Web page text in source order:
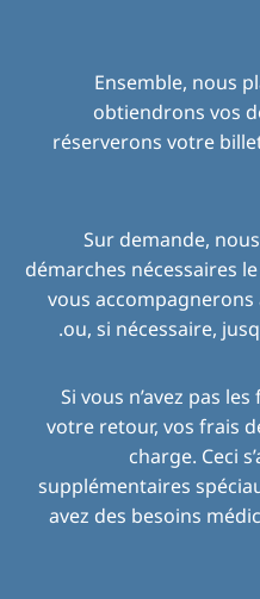
Ensemble, nous
obtiendrons vos
réserverons votre
Sur demande,
démarches nécessaires
vous
ou, si nécessaire,
Si vous n’avez pas
votre retour, vos frais
charge. Ceci
supplémentaires
avez des besoins